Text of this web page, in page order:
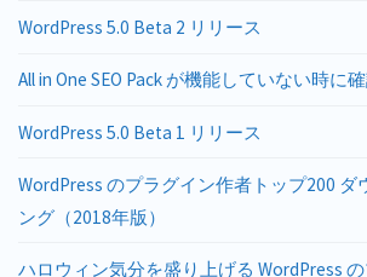
WordPress 5.0 Beta 2 リリース
All in One SEO Pack が機能していない時に
WordPress 5.0 Beta 1 リリース
WordPress のプラグイン作者トップ200 ダ
ング（2018年版）
ハロウィン気分を盛り上げる WordPress